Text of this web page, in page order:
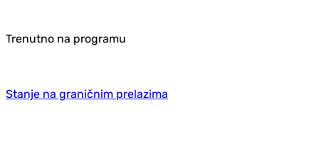
Trenutno na programu
Stanje na graničnim prelazima